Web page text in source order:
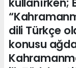
dili Türkçe
konusu